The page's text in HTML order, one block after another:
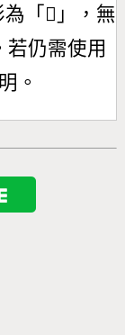
「 𥵗 」，無
仍需使用
。